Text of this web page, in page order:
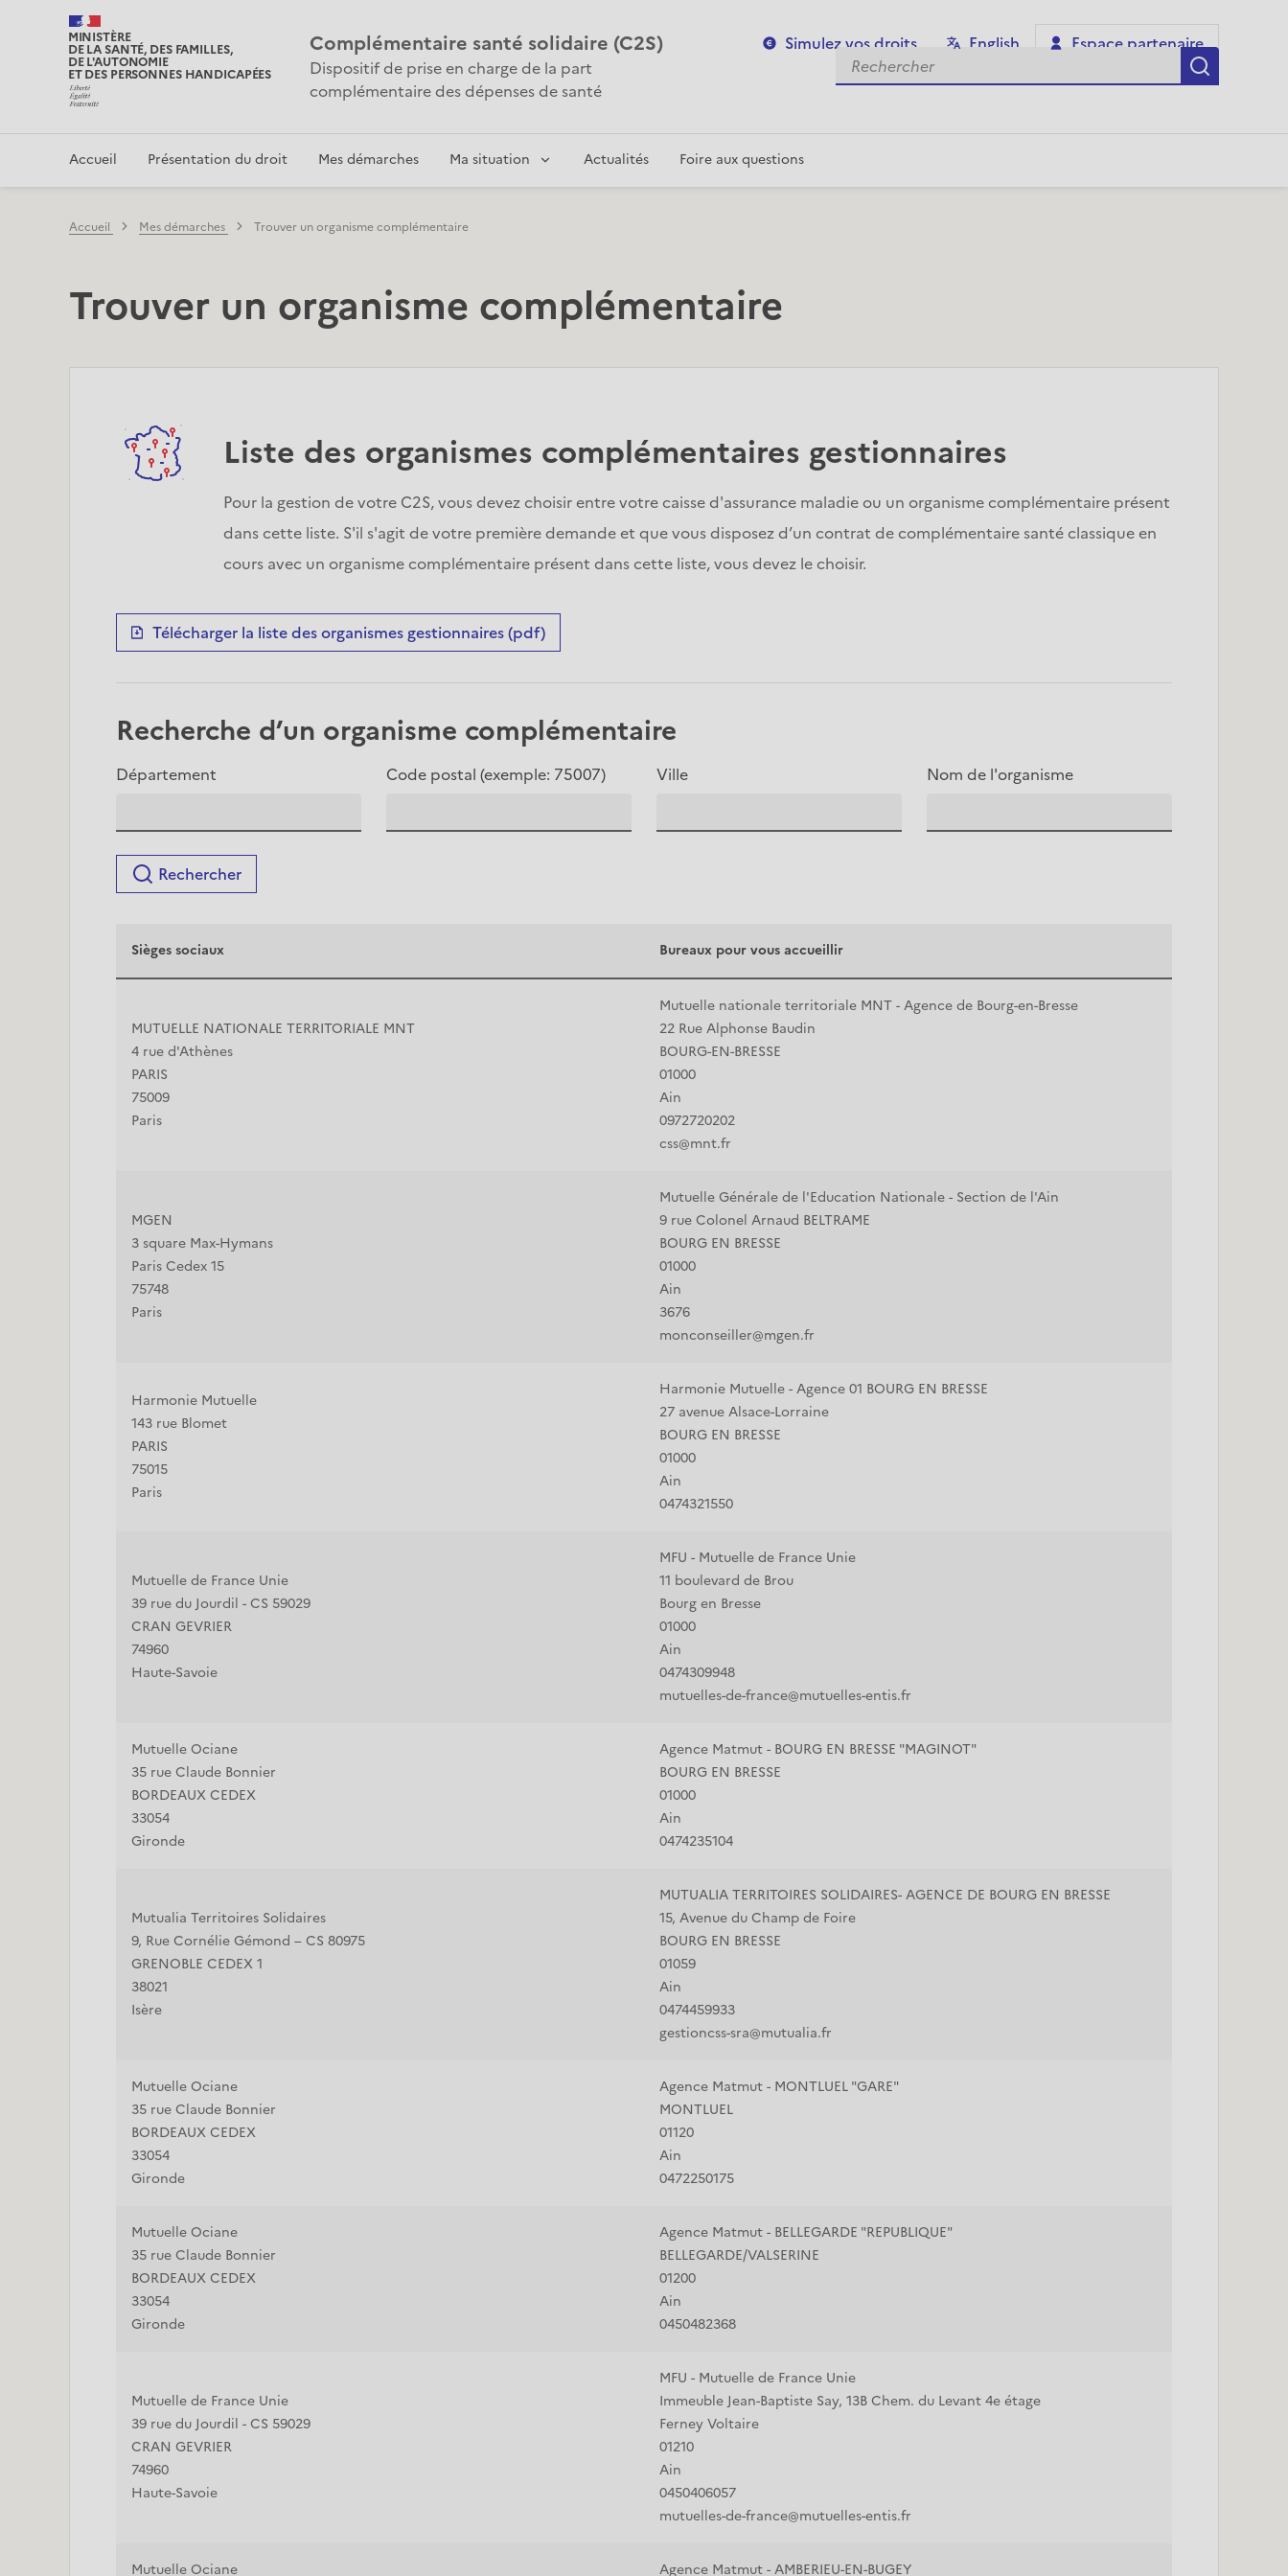
MINISTÈRE
DE LA SANTÉ, DES FAMILLES,
DE L'AUTONOMIE
ET DES PERSONNES HANDICAPÉES
Complémentaire santé solidaire (C2S)
Dispositif de prise en charge de la part
complémentaire des dépenses de santé
Simulez vos droits English Espace partenaire
Rechercher
Accueil Présentation du droit Mes démarches Ma situation Actualités Foire aux questions
Accueil Mes démarches Trouver un organisme complémentaire
Trouver un organisme complémentaire
Liste des organismes complémentaires gestionnaires
Pour la gestion de votre C2S, vous devez choisir entre votre caisse d'assurance maladie ou un organisme complémentaire présent
dans cette liste. S'il s'agit de votre première demande et que vous disposez d’un contrat de complémentaire santé classique en
cours avec un organisme complémentaire présent dans cette liste, vous devez le choisir.
Télécharger la liste des organismes gestionnaires (pdf)
Recherche d’un organisme complémentaire
Département Code postal (exemple: 75007) Ville Nom de l'organisme
Rechercher
Sièges sociaux Bureaux pour vous accueillir
MUTUELLE NATIONALE TERRITORIALE MNT
4 rue d'Athènes
PARIS
75009
Paris
Mutuelle nationale territoriale MNT - Agence de Bourg-en-Bresse
22 Rue Alphonse Baudin
BOURG-EN-BRESSE
01000
Ain
0972720202
css@mnt.fr
MGEN
3 square Max-Hymans
Paris Cedex 15
75748
Paris
Mutuelle Générale de l'Education Nationale - Section de l'Ain
9 rue Colonel Arnaud BELTRAME
BOURG EN BRESSE
01000
Ain
3676
monconseiller@mgen.fr
Harmonie Mutuelle
143 rue Blomet
PARIS
75015
Paris
Harmonie Mutuelle - Agence 01 BOURG EN BRESSE
27 avenue Alsace-Lorraine
BOURG EN BRESSE
01000
Ain
0474321550
Mutuelle de France Unie
39 rue du Jourdil - CS 59029
CRAN GEVRIER
74960
Haute-Savoie
MFU - Mutuelle de France Unie
11 boulevard de Brou
Bourg en Bresse
01000
Ain
0474309948
mutuelles-de-france@mutuelles-entis.fr
Mutuelle Ociane
35 rue Claude Bonnier
BORDEAUX CEDEX
33054
Gironde
Agence Matmut - BOURG EN BRESSE "MAGINOT"
BOURG EN BRESSE
01000
Ain
0474235104
Mutualia Territoires Solidaires
9, Rue Cornélie Gémond – CS 80975
GRENOBLE CEDEX 1
38021
Isère
MUTUALIA TERRITOIRES SOLIDAIRES- AGENCE DE BOURG EN BRESSE
15, Avenue du Champ de Foire
BOURG EN BRESSE
01059
Ain
0474459933
gestioncss-sra@mutualia.fr
Mutuelle Ociane
35 rue Claude Bonnier
BORDEAUX CEDEX
33054
Gironde
Agence Matmut - MONTLUEL "GARE"
MONTLUEL
01120
Ain
0472250175
Mutuelle Ociane
35 rue Claude Bonnier
BORDEAUX CEDEX
33054
Gironde
Agence Matmut - BELLEGARDE "REPUBLIQUE"
BELLEGARDE/VALSERINE
01200
Ain
0450482368
Mutuelle de France Unie
39 rue du Jourdil - CS 59029
CRAN GEVRIER
74960
Haute-Savoie
MFU - Mutuelle de France Unie
Immeuble Jean-Baptiste Say, 13B Chem. du Levant 4e étage
Ferney Voltaire
01210
Ain
0450406057
mutuelles-de-france@mutuelles-entis.fr
Mutuelle Ociane
Agence Matmut - AMBERIEU-EN-BUGEY